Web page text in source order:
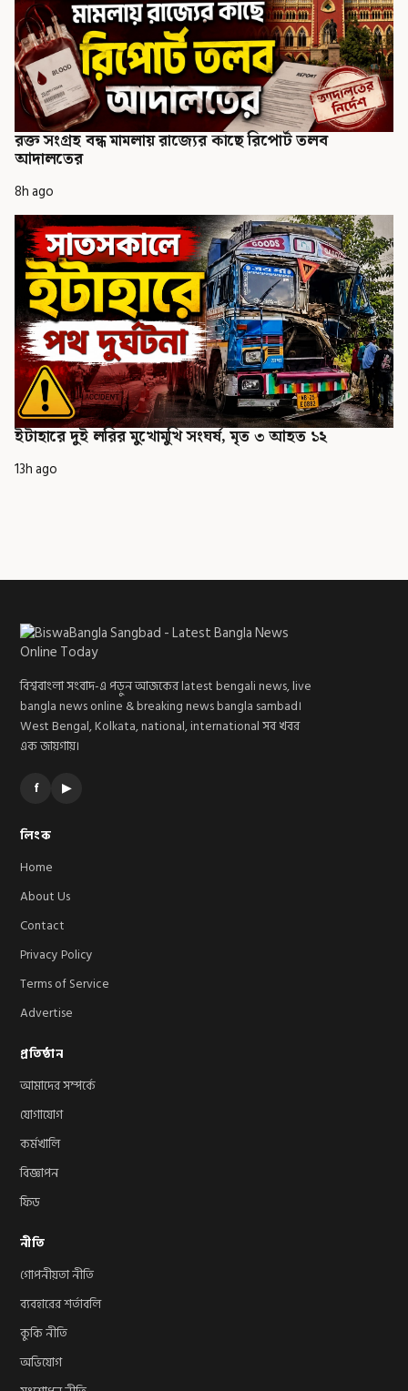
রক্ত সংগ্রহ বন্ধ মামলায় রাজ্যের কাছে রিপোর্ট তলব
আদালতের
8h ago
ইটাহারে দুই লরির মুখোমুখি সংঘর্ষ, মৃত ৩ আহত ১২
13h ago
বিশ্ববাংলা সংবাদ-এ পড়ুন আজকের latest bengali news, live
bangla news online & breaking news bangla sambad।
West Bengal, Kolkata, national, international সব খবর
এক জায়গায়।
f ▶
লিংক
Home
About Us
Contact
Privacy Policy
Terms of Service
Advertise
প্রতিষ্ঠান
আমাদের সম্পর্কে
যোগাযোগ
কর্মখালি
বিজ্ঞাপন
ফিড
নীতি
গোপনীয়তা নীতি
ব্যবহারের শর্তাবলি
কুকি নীতি
অভিযোগ